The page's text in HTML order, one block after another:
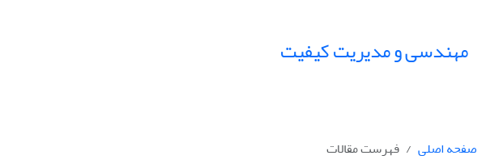
مهندسی و مدیریت کیفیت
صفحه اصلی
فهرست مقالات